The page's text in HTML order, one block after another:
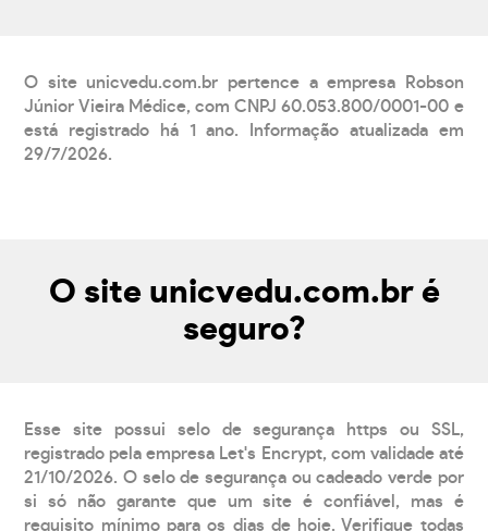
O site unicvedu.com.br pertence a empresa Robson
Júnior Vieira Médice, com CNPJ 60.053.800/0001-00 e
está registrado há 1 ano. Informação atualizada em
29/7/2026.
O site unicvedu.com.br é
seguro?
Esse site possui selo de segurança https ou SSL,
registrado pela empresa Let's Encrypt, com validade até
21/10/2026. O selo de segurança ou cadeado verde por
si só não garante que um site é confiável, mas é
requisito mínimo para os dias de hoje. Verifique todas